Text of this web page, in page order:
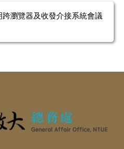
跨瀏覽器及收發介接系統會議